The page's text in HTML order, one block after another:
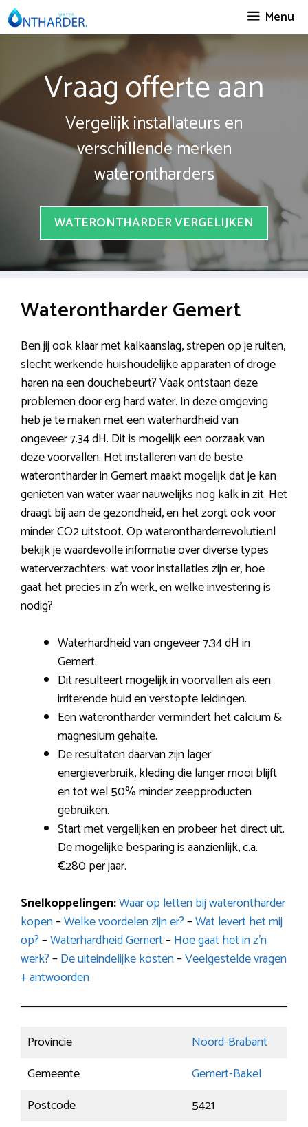
Spring
naar
Menu
Vraag offerte aan
Vergelijk installateurs en
verschillende merken
waterontharders
WATERONTHARDER VERGELIJKEN
Waterontharder Gemert
Ben jij ook klaar met kalkaanslag, strepen op je ruiten,
slecht werkende huishoudelijke apparaten of droge
haren na een douchebeurt? Vaak ontstaan deze
problemen door erg hard water. In deze omgeving
heb je te maken met een waterhardheid van
ongeveer 7.34 dH. Dit is mogelijk een oorzaak van
deze voorvallen. Het installeren van de beste
waterontharder in Gemert maakt mogelijk dat je kan
genieten van water waar nauwelijks nog kalk in zit. Het
draagt bij aan de gezondheid, en het zorgt ook voor
minder CO2 uitstoot. Op waterontharderrevolutie.nl
bekijk je waardevolle informatie over diverse types
waterverzachters: wat voor installaties zijn er, hoe
gaat het precies in z’n werk, en welke investering is
nodig?
Waterhardheid van ongeveer 7.34 dH in
Gemert.
Dit resulteert mogelijk in voorvallen als een
irriterende huid en verstopte leidingen.
Een waterontharder vermindert het calcium &
magnesium gehalte.
De resultaten daarvan zijn lager
energieverbruik, kleding die langer mooi blijft
en tot wel 50% minder zeepproducten
gebruiken.
Start met vergelijken en probeer het direct uit.
De mogelijke besparing is aanzienlijk, c.a.
€280 per jaar.
Snelkoppelingen:Waar op letten bij waterontharder
kopen–Welke voordelen zijn er?–Wat levert het mij
op?–Waterhardheid Gemert–Hoe gaat het in z’n
werk?–De uiteindelijke kosten–Veelgestelde vragen
+ antwoorden
Provincie
Noord-Brabant
Gemeente
Gemert-Bakel
Postcode
5421